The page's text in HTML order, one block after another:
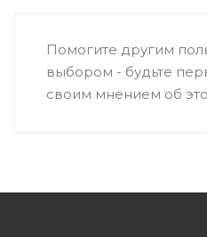
Помогите другим
выбором - будьте
своим мнением об